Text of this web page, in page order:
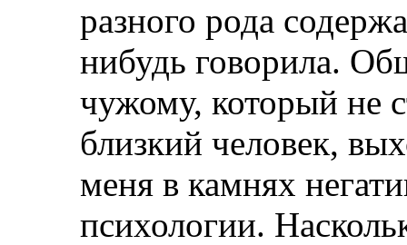
разного рода
нибудь говорила.
чужому, который не
близкий человек,
меня в камнях
психологии.